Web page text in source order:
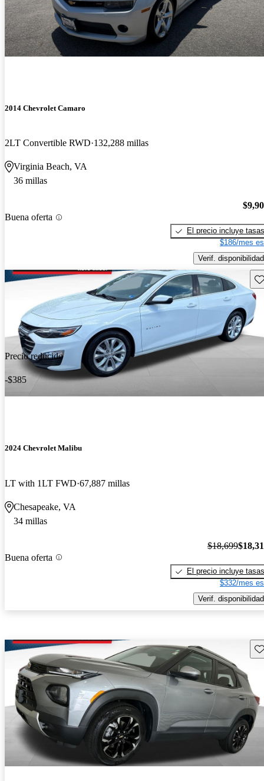
2014 Chevrolet Camaro
2LT Convertible RWD 132,288 millas
Virginia Beach, VA
36 millas
Buena oferta
El precio incluye tasas
$186/mes
Verif. disponibilidad
Precio reducido
-$385
2024 Chevrolet Malibu
LT with 1LT FWD 67,887 millas
Chesapeake, VA
34 millas
Buena oferta
$18,699
El precio incluye tasas
$332/mes
Verif. disponibilidad